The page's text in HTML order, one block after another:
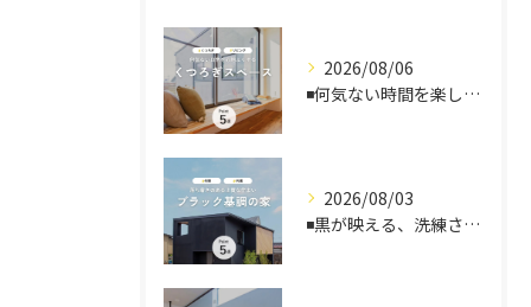
2026/08/06
◾️何気ない時間を楽しむ、くつろぎスペース
2026/08/03
◾️黒が映える、洗練された住まい